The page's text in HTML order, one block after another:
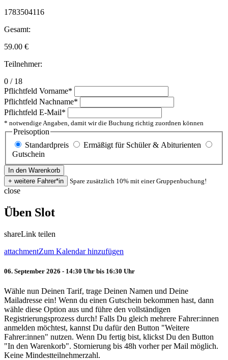
1783504116
Gesamt:
59.00 €
Teilnehmer:
0 / 18
Pflichtfeld Vorname*
Pflichtfeld Nachname*
Pflichtfeld E-Mail*
* notwendige Angaben, damit wir die Buchung richtig zuordnen können
Preisoption
Standardpreis
Ermäßigt für Schüler & Abiturienten
Gutschein
Spare zusätzlich 10% mit einer Gruppenbuchung!
close
Üben Slot
shareLink teilen
attachmentZum Kalendar hinzufügen
06. September 2026 - 14:30 Uhr bis 16:30 Uhr
Wähle nun Deinen Tarif, trage Deinen Namen und Deine
Mailadresse ein! Wenn du einen Gutschein bekommen hast, dann
wähle diese Option aus und führe den vollständigen
Registrierungsprozess durch! Falls Du gleich mehrere Fahrer:innen
anmelden möchtest, kannst Du dafür den Button "Weitere
Fahrer:innen" nutzen. Wenn Du fertig bist, klickst Du den Button
"In den Warenkorb". Stornierung bis 48h vorher per Mail möglich.
Keine Mindestteilnehmerzahl.